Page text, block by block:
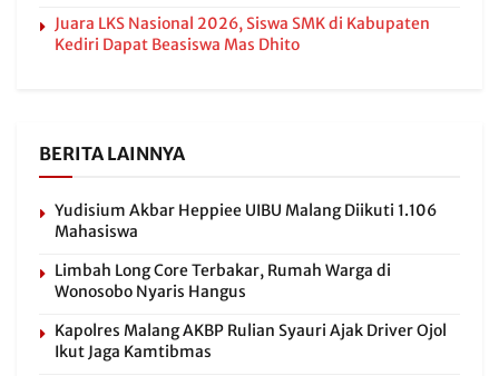
Juara LKS Nasional 2026, Siswa SMK di Kabupaten
Kediri Dapat Beasiswa Mas Dhito
BERITA LAINNYA
Yudisium Akbar Heppiee UIBU Malang Diikuti 1.106
Mahasiswa
Limbah Long Core Terbakar, Rumah Warga di
Wonosobo Nyaris Hangus
Kapolres Malang AKBP Rulian Syauri Ajak Driver Ojol
Ikut Jaga Kamtibmas